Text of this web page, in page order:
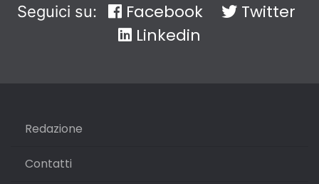
Seguici su: Facebook
Twitter
Linkedin
Redazione
Contatti